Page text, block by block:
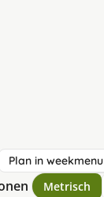
Plan in weekmenu
Metrisch